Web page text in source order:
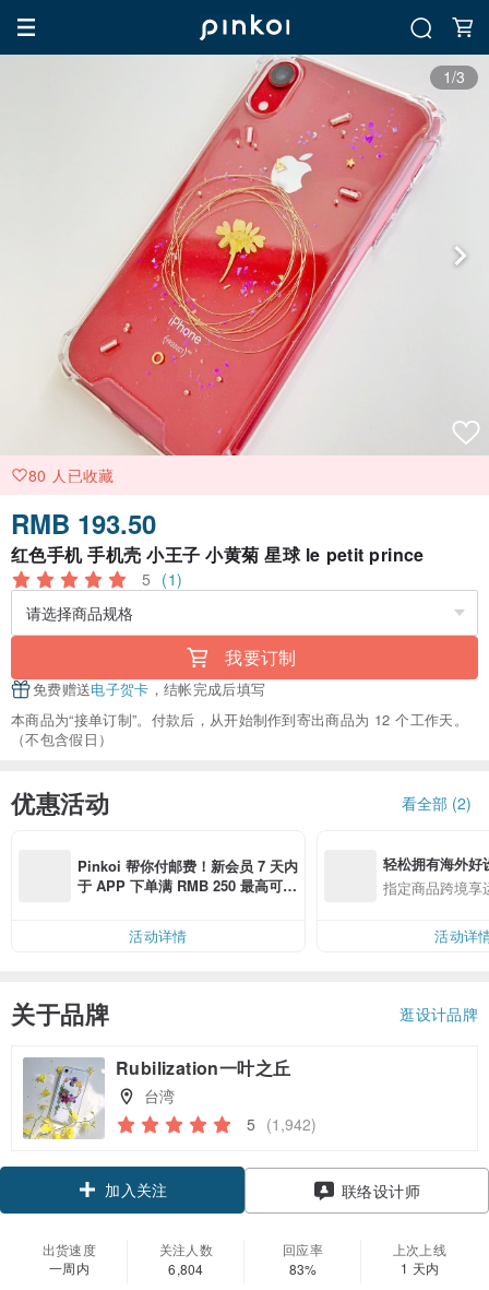
1/3
80 人已收藏
RMB 193.50
红色手机 手机壳 小王子 小黄菊 星球 le petit prince
5 (1)
我要订制
免费赠送电子贺卡 ，结帐完成后填写
本商品为“接单订制”。付款后，从开始制作到寄出商品为 12 个工作天。
（不包含假日）
优惠活动 看全部 (2)
Pinkoi 帮你付邮费！新会员 7 天内
于 APP 下单满 RMB 250 最高可折
活动详情
轻松拥有海外好
指定商品跨境享
活动详
关于品牌 逛设计品牌
Rubilization一叶之丘
台湾
5 (1,942)
加入关注 联络设计师
出货速度
一周内
关注人数
6,804
回应率
83%
上次上线
1 天内